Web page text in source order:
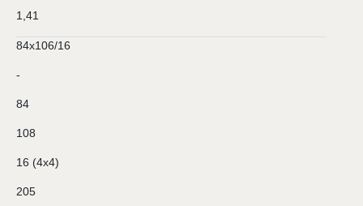
1,41
84х106/16
-
84
108
16 (4х4)
205